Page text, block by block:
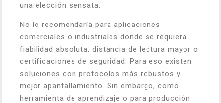
una elección sensata.
No lo recomendaría para aplicaciones
comerciales o industriales donde se requiera
fiabilidad absoluta, distancia de lectura mayor o
certificaciones de seguridad. Para eso existen
soluciones con protocolos más robustos y
mejor apantallamiento. Sin embargo, como
herramienta de aprendizaje o para producción